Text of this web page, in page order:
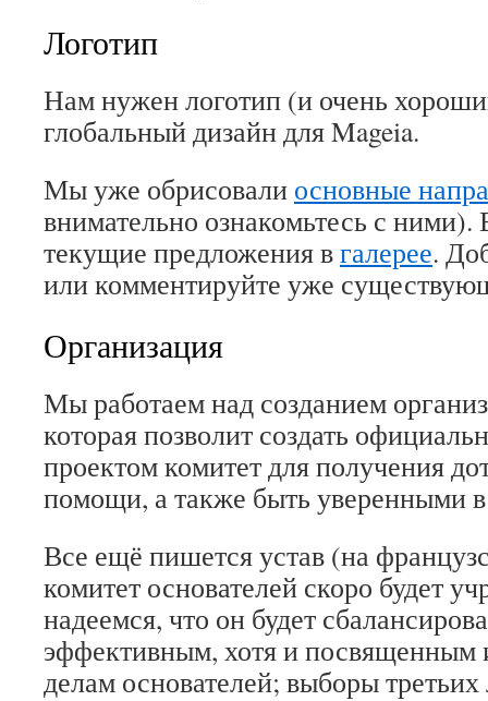
Логотип
Нам нужен логотип (и очень
глобальный дизайн для Mageia.
Мы уже обрисовали основные
внимательно ознакомьтесь с ними).
текущие предложения вгалерее.
или комментируйте уже
Организация
Мы работаем над созданием
которая позволит создать
проектом комитет для получения
помощи, а также быть уверенными
Все ещё пишется устав (на
комитет основателей скоро будет
надеемся, что он будет
эффективным, хотя и посвященным
делам основателей; выборы